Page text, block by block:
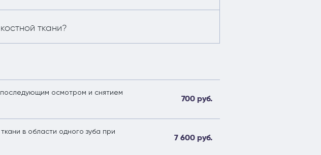
ткани?
осмотром и снятием
700 руб.
в области одного зуба при
7 600 руб.